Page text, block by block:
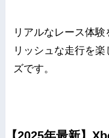
リアルなレース体
リッシュな走行を
ズです。